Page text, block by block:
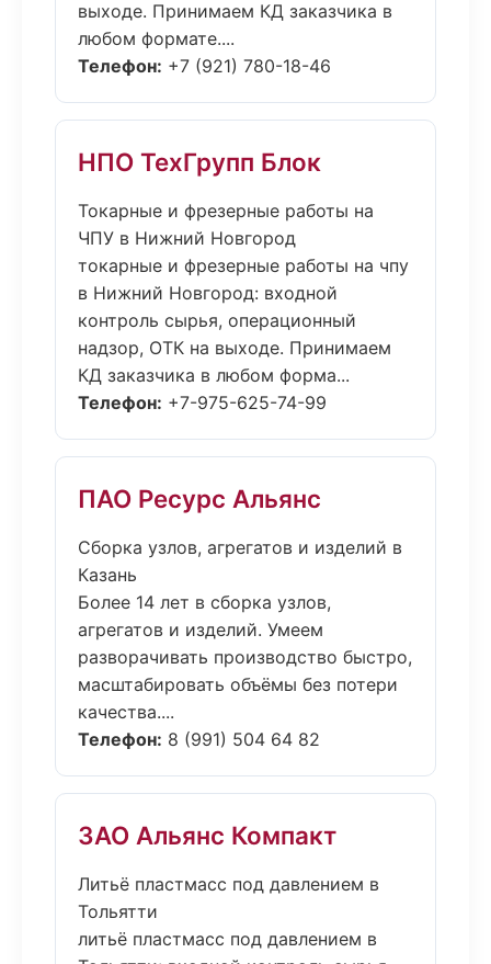
выходе. Принимаем КД заказчика в
любом формате....
Телефон: +7 (921) 780-18-46
НПО ТехГрупп Блок
Токарные и фрезерные работы на
ЧПУ в Нижний Новгород
токарные и фрезерные работы на чпу
в Нижний Новгород: входной
контроль сырья, операционный
надзор, ОТК на выходе. Принимаем
КД заказчика в любом форма...
Телефон: +7-975-625-74-99
ПАО Ресурс Альянс
Сборка узлов, агрегатов и изделий в
Казань
Более 14 лет в сборка узлов,
агрегатов и изделий. Умеем
разворачивать производство быстро,
масштабировать объёмы без потери
качества....
Телефон: 8 (991) 504 64 82
ЗАО Альянс Компакт
Литьё пластмасс под давлением в
Тольятти
литьё пластмасс под давлением в